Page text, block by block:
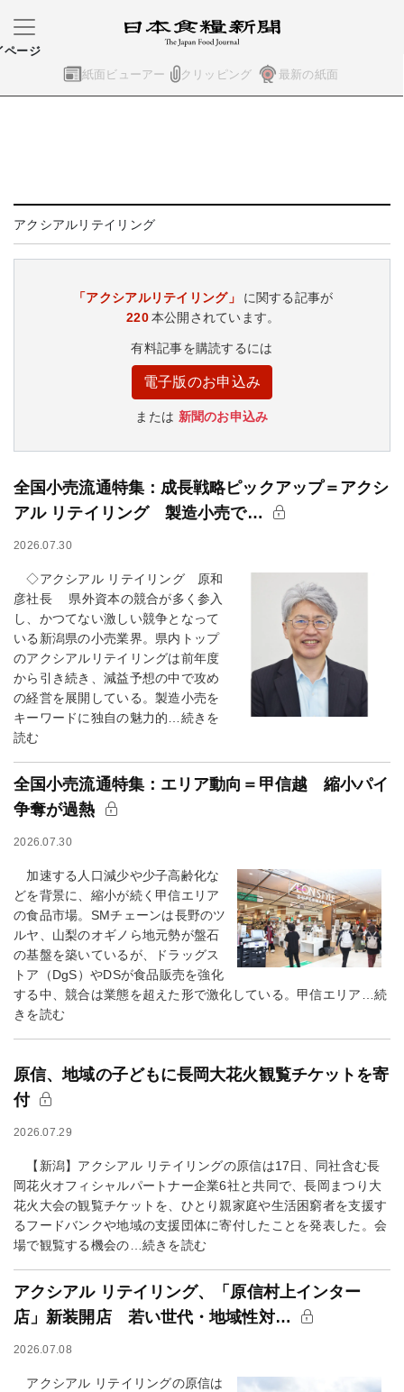
紙面ビューアー クリッピング 最新の紙面
ページ
アクシアルリテイリング
「アクシアルリテイリング」
に関する記事が
220本公開されています。
有料記事を購読するには
電子版のお申込み
または 新聞のお申込み
全国小売流通特集：成長戦略ピックアップ＝アクシ
アル リテイリング 製造小売で…
2026.07.30
◇アクシアル リテイリング 原和
彦社長 県外資本の競合が多く参入
し、かつてない激しい競争となって
いる新潟県の小売業界。県内トップ
のアクシアルリテイリングは前年度
から引き続き、減益予想の中で攻め
の経営を展開している。製造小売を
キーワードに独自の魅力的…続きを
読む
全国小売流通特集：エリア動向＝甲信越 縮小パイ
争奪が過熱
2026.07.30
加速する人口減少や少子高齢化な
どを背景に、縮小が続く甲信エリア
の食品市場。SMチェーンは長野のツ
ルヤ、山梨のオギノら地元勢が盤石
の基盤を築いているが、ドラッグス
トア（DgS）やDSが食品販売を強化
する中、競合は業態を超えた形で激化している。甲信エリア…続
きを読む
原信、地域の子どもに長岡大花火観覧チケットを寄
付
2026.07.29
【新潟】アクシアル リテイリングの原信は17日、同社含む長
岡花火オフィシャルパートナー企業6社と共同で、長岡まつり大
花火大会の観覧チケットを、ひとり親家庭や生活困窮者を支援す
るフードバンクや地域の支援団体に寄付したことを発表した。会
場で観覧する機会の…続きを読む
アクシアル リテイリング、「原信村上インター
店」新装開店 若い世代・地域性対…
2026.07.08
アクシアル リテイリングの原信は